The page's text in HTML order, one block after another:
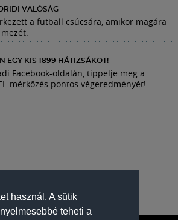
használ. A sütik
teheti a
VALÓSÁG
a futball csúcsára, amikor magára
EGY KIS 1899 HÁTIZSÁKOT!
Facebook-oldalán, tippelje meg a
mérkőzés pontos végeredményét!